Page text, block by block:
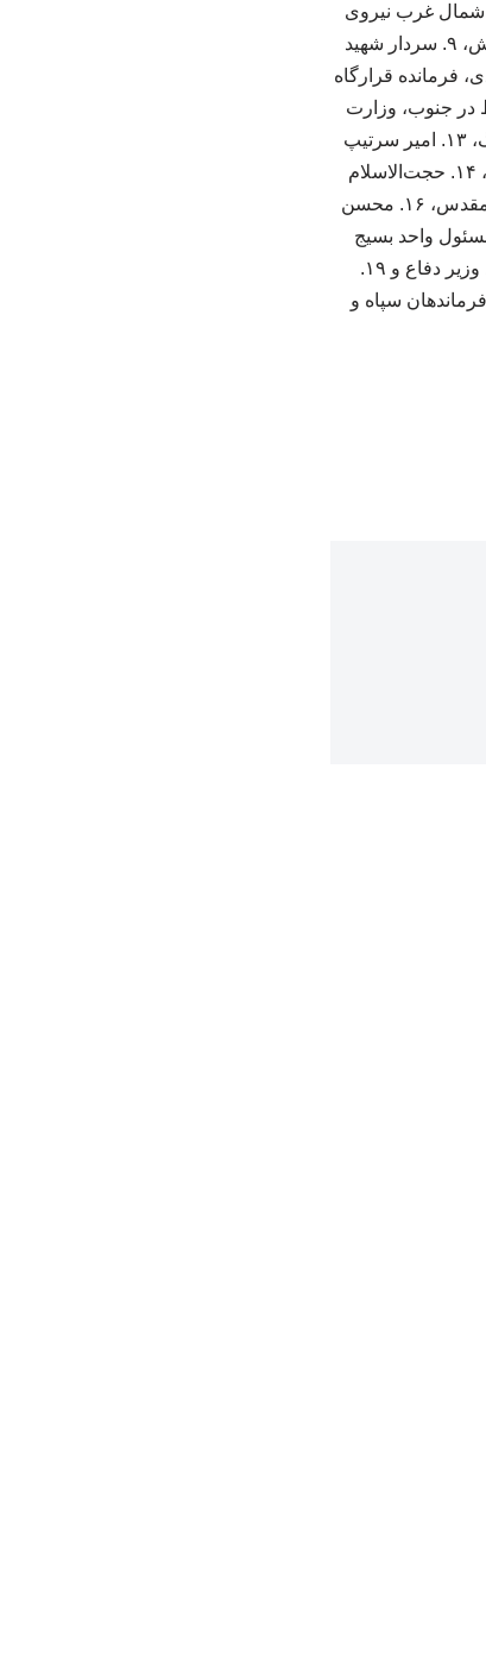
لجستیک شمال غرب نیروی
زمینی سپاه)، ۸. سرلشکر شهید امیر فلاحی، فرمانده نیروی زمینی و جانشین رئیس ستاد مشترک ارتش، ۹. سردار شهید
قرارگاه خاتم، ۱۰. شهید هاشم ساجدی، فرمانده قرارگاه
صراط در جنوب، وزارت
سپاه، ۱۲. سرلشکر بسیجی سید حسن فیروزآبادی، مسئول کمیسیون مهندسی صنعتی و پشتیبانی جنگ، ۱۳. امیر سرتیپ
سلیمی، مسئول دفتر مشاورت امام(ره) در امور دفاعی و مسئول ستاد جنگ‌های نامنظم و وزیر دفاع، ۱۴. حجت‌الاسلام
حسن روحانی، رئیس ستاد پشتیبانی جنگ، ۱۵. سردار افشار، رئیس ستاد مرکزی سپاه در دوران دفاع مقدس، ۱۶. محسن
۱۷. حجت‌الاسلام رحمانی، مسئول واحد بسیج
مستضعفین سپاه و مسئول ستاد جذب و هدایت کمک‌های مردمی، ۱۸. سردار سرتیپ پاسدار جلالی، وزیر دفاع و ۱۹.
سپاه و